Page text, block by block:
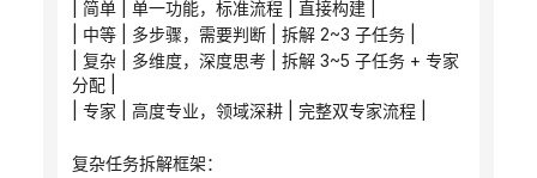
| 简单 | 单一功能，标准流程 | 直接构建 |
| 中等 | 多步骤，需要判断 | 拆解 2~3 子任务 |
| 复杂 | 多维度，深度思考 | 拆解 3~5 子任务 + 专家
分配 |
| 专家 | 高度专业，领域深耕 | 完整双专家流程 |
复杂任务拆解框架：